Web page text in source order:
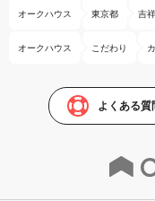
オークハウス 東京都 吉
オークハウス こだわり
よくある